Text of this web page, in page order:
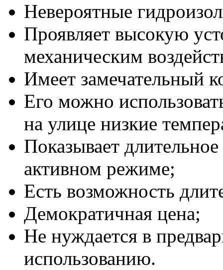
Невероятные
Проявляет высокую
механическим
Имеет замечательный
Его можно
на улице низкие
Показывает
активном режиме;
Есть возможность
Демократичная цена;
Не нуждается в
использованию.